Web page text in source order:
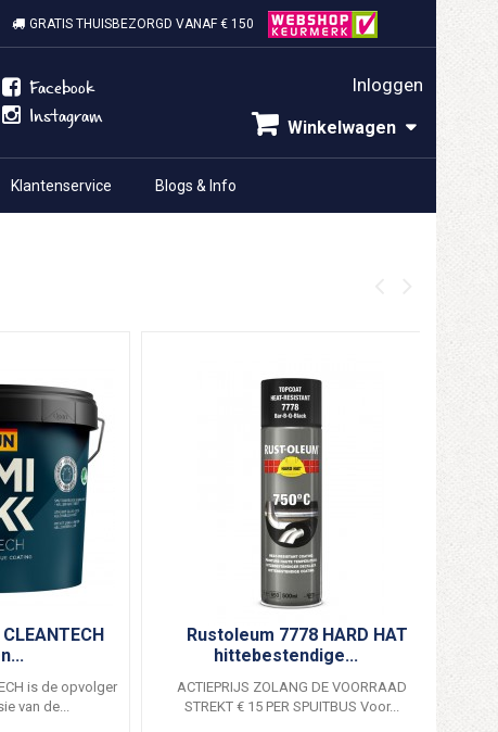
GRATIS THUISBEZORGD VANAF € 150
Facebook
Instagram
Inloggen
Winkelwagen
Klantenservice Blogs & Info
is de opvolger
van de...
Rustoleum 7778 HARD HAT
hittebestendige...
ACTIEPRIJS ZOLANG DE VOORRAAD
STREKT € 15 PER SPUITBUS Voor...